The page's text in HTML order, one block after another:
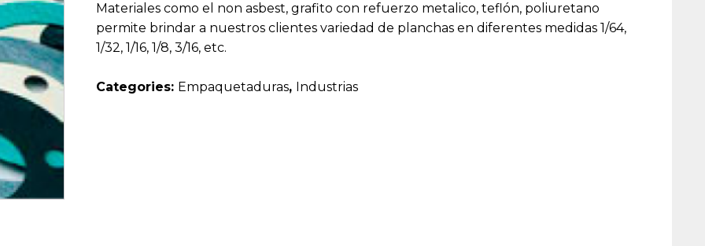
Materiales como el non asbest, grafito con refuerzo metalico, teflón, poliuretano
permite brindar a nuestros clientes variedad de planchas en diferentes medidas 1/64,
1/32, 1/16, 1/8, 3/16, etc.
Categories: Empaquetaduras, Industrias